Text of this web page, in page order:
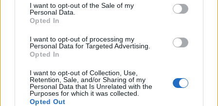
I want to opt-out of the Sale of my
Personal Data.
Opted In
I want to opt-out of processing my
Personal Data for Targeted Advertising.
Opted In
I want to opt-out of Collection, Use,
Retention, Sale, and/or Sharing of my
Personal Data that Is Unrelated with the
Purposes for which it was collected.
Opted Out
TAIP PAT SKAITYKITE